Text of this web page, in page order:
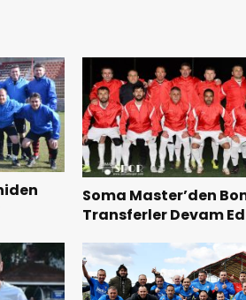
Soma Master’den
Transferler Devam